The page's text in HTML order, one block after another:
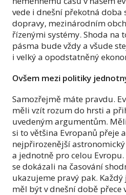
vede i dnešní překotná doba
dopravy, mezinárodním
řízenými systémy. Shoda na
pásma bude vždy a všude
i velký a opodstatněný
Ovšem mezi politiky
Samozřejmě máte pravdu.
měli vzít rozum do hrsti a
uvedeným argumentům.
si to většina Evropanů přeje
nejpřirozenější
a jednotně pro celou
se dokázali na časování
ukazujeme pravý pak.
měl být v dnešní době přece